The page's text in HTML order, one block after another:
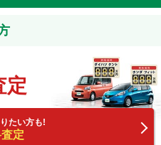
定
たい方も!
定